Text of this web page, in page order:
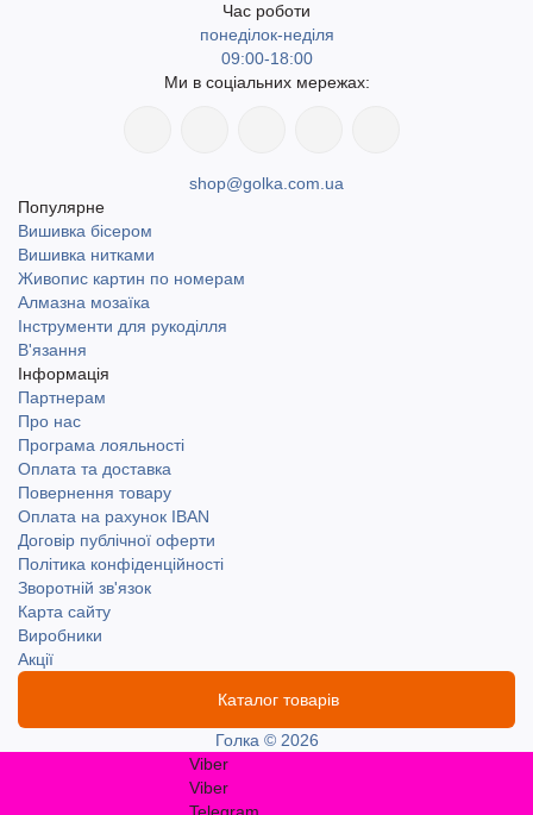
Час роботи
понеділок-неділя
09:00-18:00
Ми в соціальних мережах:
shop@golka.com.ua
Популярне
Вишивка бісером
Вишивка нитками
Живопис картин по номерам
Алмазна мозаїка
Інструменти для рукоділля
В'язання
Інформація
Партнерам
Про нас
Програма лояльності
Оплата та доставка
Повернення товару
Оплата на рахунок IBAN
Договір публічної оферти
Політика конфіденційності
Зворотній зв'язок
Карта сайту
Виробники
Акції
Каталог товарів
Голка © 2026
Viber
Viber